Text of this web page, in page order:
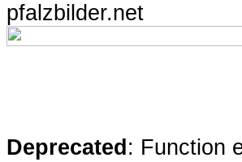
pfalzbilder.net
Deprecated : Function